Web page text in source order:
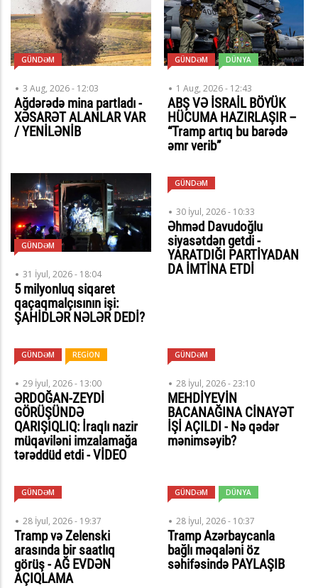
GÜNDƏM
3 Aug, 2026 - 12:03
Ağdərədə mina partladı -
XƏSARƏT ALANLAR VAR
/ YENİLƏNİB
GÜNDƏM DÜNYA
1 Aug, 2026 - 12:43
ABŞ VƏ İSRAİL BÖYÜK
HÜCUMA HAZIRLAŞIR –
“Tramp artıq bu barədə
əmr verib”
GÜNDƏM
31 İyul, 2026 - 18:04
5 milyonluq siqaret
qaçaqmalçısının işi:
ŞAHİDLƏR NƏLƏR DEDİ?
GÜNDƏM
30 İyul, 2026 - 10:33
Əhməd Davudoğlu
siyasətdən getdi -
YARATDIĞI PARTİYADAN
DA İMTİNA ETDİ
GÜNDƏM REGİON
29 İyul, 2026 - 13:00
ƏRDOĞAN-ZEYDİ
GÖRÜŞÜNDƏ
QARIŞIQLIQ: İraqlı nazir
müqaviləni imzalamağa
tərəddüd etdi - VİDEO
GÜNDƏM
28 İyul, 2026 - 23:10
MEHDİYEVİN
BACANAĞINA CİNAYƏT
İŞİ AÇILDI - Nə qədər
mənimsəyib?
GÜNDƏM
28 İyul, 2026 - 19:37
Tramp və Zelenski
arasında bir saatlıq
görüş - AĞ EVDƏN
AÇIQLAMA
GÜNDƏM DÜNYA
28 İyul, 2026 - 10:37
Tramp Azərbaycanla
bağlı məqaləni öz
səhifəsində PAYLAŞIB